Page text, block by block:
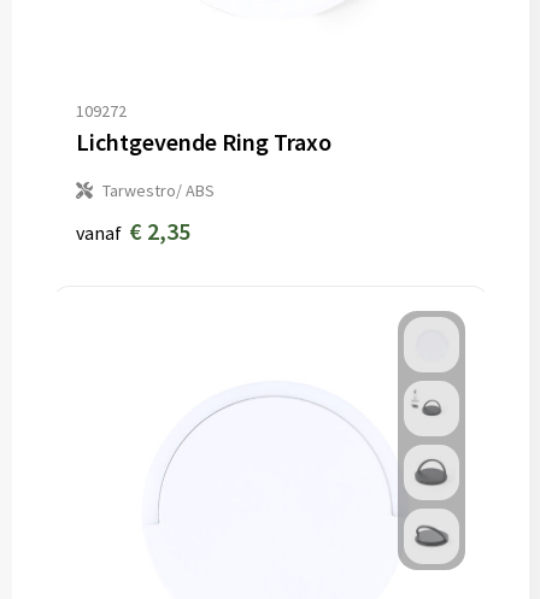
109272
Lichtgevende Ring Traxo
Tarwestro/ ABS
vanaf € 2,35